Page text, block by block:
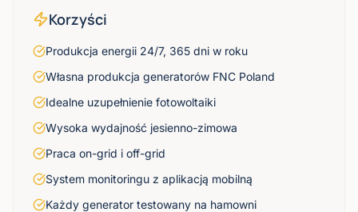
Korzyści
Produkcja energii 24/7, 365 dni w roku
Własna produkcja generatorów FNC Poland
Idealne uzupełnienie fotowoltaiki
Wysoka wydajność jesienno-zimowa
Praca on-grid i off-grid
System monitoringu z aplikacją mobilną
Każdy generator testowany na hamowni